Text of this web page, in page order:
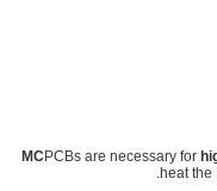
MCPCBs are necessary for
heat the